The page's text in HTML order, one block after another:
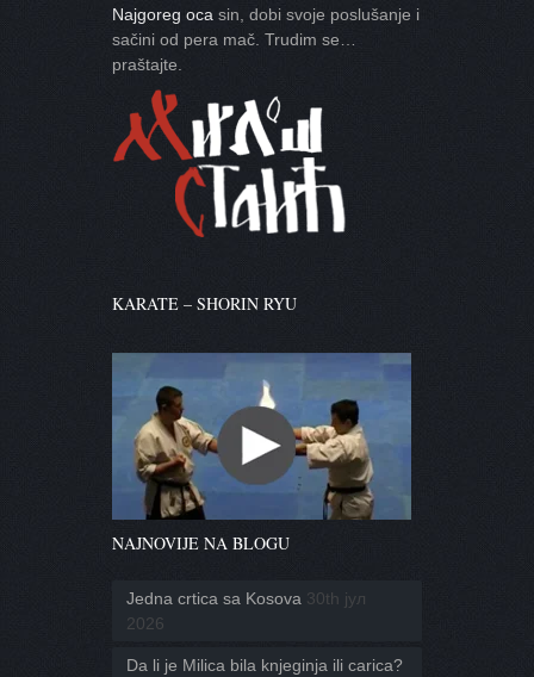
Najgoreg oca sin, dobi svoje poslušanje i
sačini od pera mač. Trudim se…
praštajte.
KARATE – SHORIN RYU
NAJNOVIJE NA BLOGU
Jedna crtica sa Kosova 30th јул
2026
Da li je Milica bila knjeginja ili carica?